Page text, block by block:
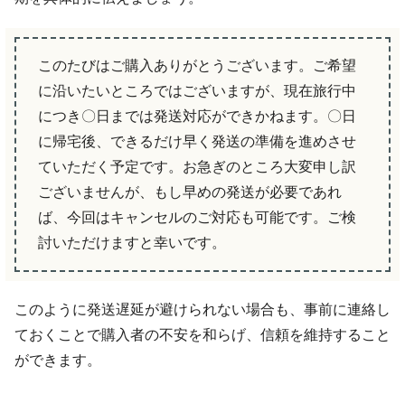
このたびはご購入ありがとうございます。ご希望
に沿いたいところではございますが、現在旅行中
につき〇日までは発送対応ができかねます。〇日
に帰宅後、できるだけ早く発送の準備を進めさせ
ていただく予定です。お急ぎのところ大変申し訳
ございませんが、もし早めの発送が必要であれ
ば、今回はキャンセルのご対応も可能です。ご検
討いただけますと幸いです。
このように発送遅延が避けられない場合も、事前に連絡し
ておくことで購入者の不安を和らげ、信頼を維持すること
ができます。